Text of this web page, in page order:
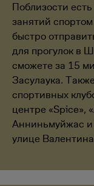
Поблизости
занятий
быстро
для прогулок в
сможете за 15
Засулаука.
спортивных
центре «Spice»,
Анниньмуйжас и
улице